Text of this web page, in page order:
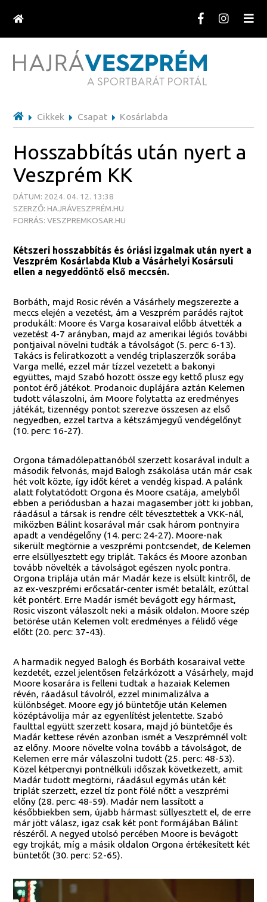
Cikkek Csapat Kosárlabda
Hosszabbítás után nyert a
Veszprém KK
DÁTUM: 2024. 04. 12. 13:38
SZERZŐ: HAJRÁVESZPRÉM.HU
FORRÁS: VESZPREMKOSAR.HU
Kétszeri hosszabbítás és óriási izgalmak után nyert a
Veszprém Kosárlabda Klub a Vásárhelyi Kosársuli
ellen a negyeddöntő első meccsén.
Borbáth, majd Rosic révén a Vásárhely megszerezte a
meccs elején a vezetést, ám a Veszprém parádés rajtot
produkált: Moore és Varga kosaraival előbb átvették a
vezetést 4-7 arányban, majd az amerikai légiós további
pontjaival növelni tudták a távolságot (5. perc: 6-13).
Takács is feliratkozott a vendég triplaszerzők sorába
Varga mellé, ezzel már tízzel vezetett a bakonyi
együttes, majd Szabó hozott össze egy kettő plusz egy
pontot érő játékot. Prodanoic duplájára aztán Kelemen
tudott válaszolni, ám Moore folytatta az eredményes
játékát, tizennégy pontot szerezve összesen az első
negyedben, ezzel tartva a kétszámjegyű vendégelőnyt
(10. perc: 16-27).
Orgona támadólepattanóból szerzett kosarával indult a
második felvonás, majd Balogh zsákolása után már csak
hét volt közte, így időt kéret a vendég kispad. A palánk
alatt folytatódott Orgona és Moore csatája, amelyből
ebben a periódusban a hazai magasember jött ki jobban,
ráadásul a társak is rendre célt tévesztettek a VKK-nál,
miközben Bálint kosarával már csak három pontnyira
apadt a vendégelőny (14. perc: 24-27). Moore-nak
sikerült megtörnie a veszprémi pontcsendet, de Kelemen
erre elsüllyesztett egy triplát. Takács és Moore azonban
tovább növelték a távolságot egészen nyolc pontra.
Orgona triplája után már Madár keze is elsült kintről, de
az ex-veszprémi erőcsatár-center ismét betalált, ezúttal
két pontért. Erre Madár ismét bevágott egy hármast,
Rosic viszont válaszolt neki a másik oldalon. Moore szép
betörése után Kelemen volt eredményes a félidő vége
előtt (20. perc: 37-43).
A harmadik negyed Balogh és Borbáth kosaraival vette
kezdetét, ezzel jelentősen felzárkózott a Vásárhely, majd
Moore kosarára is felleni tudtak a hazaiak Kelemen
révén, ráadásul távolról, ezzel minimalizálva a
különbséget. Moore egy jó büntetője után Kelemen
középtávolija már az egyenlítést jelentette. Szabó
faulttal együtt szerzett kosara, majd jó büntetője és
Madár kettese révén azonban ismét a Veszprémnél volt
az előny. Moore növelte volna tovább a távolságot, de
Kelemen erre már válaszolni tudott (25. perc: 48-53).
Közel kétpercnyi pontnélküli időszak következett, amit
Madár tudott megtörni, ráadásul egymás után két
triplát szerzett, ezzel tíz pont fölé nőtt a veszprémi
előny (28. perc: 48-59). Madár nem lassított a
későbbiekben sem, újabb hármast süllyesztett el, de erre
már jött válasz, igaz csak két pont formájában Bálint
részéről. A negyed utolsó percében Moore is bevágott
egy trojkát, míg a másik oldalon Orgona értékesített két
büntetőt (30. perc: 52-65).